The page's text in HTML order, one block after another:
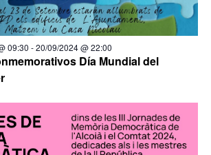
Día Mundial del
09:30 -20/09/2024 @ 22:00